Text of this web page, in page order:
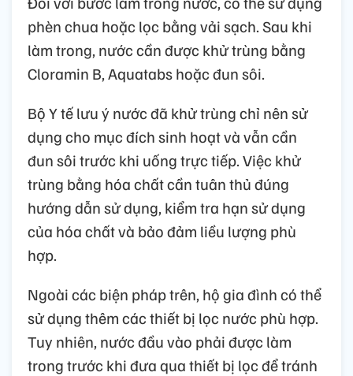
phèn chua hoặc lọc bằng vải sạch. Sau khi
làm trong, nước cần được khử trùng bằng
Cloramin B, Aquatabs hoặc đun sôi.
Bộ Y tế lưu ý nước đã khử trùng chỉ nên sử
dụng cho mục đích sinh hoạt và vẫn cần
đun sôi trước khi uống trực tiếp. Việc khử
trùng bằng hóa chất cần tuân thủ đúng
hướng dẫn sử dụng, kiểm tra hạn sử dụng
của hóa chất và bảo đảm liều lượng phù
hợp.
Ngoài các biện pháp trên, hộ gia đình có thể
sử dụng thêm các thiết bị lọc nước phù hợp.
Tuy nhiên, nước đầu vào phải được làm
trong trước khi đưa qua thiết bị lọc để tránh